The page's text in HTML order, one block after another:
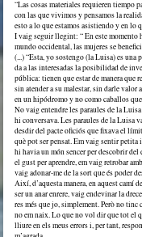
“Las cosas materiales requieren tiempo
con las que vivimos y pensamos la
esto a lo que estamos asistiendo y en lo
I vaig seguir llegint: “ En este momento
mundo occidental, las mujeres se
(...) “Esta, yo sostengo (la Luisa) es
da a las interesadas la posibilidad de
pública: tienen que estar de manera que
sin atender a su malestar, sin darle valor
en un hipódromo y no como caballos
No vaig entendre les paraules de la
hi conversava. Les paraules de la Luisa
desdir del pacte oficiós que fixava el
què pot ser pensat. Em vaig sentir
hi havia un món sencer per descobrir del
el gust per aprendre, em vaig retrobar
vaig adonar-me de la sort que és poder
Així, d’aquesta manera, en aquest camí
ser un anar enrere, vaig endevinar la
res més que jo, simplement. Però no tinc
no em naix. Lo que no vol dir que tot el
lliure en els meus errors i, per tant,